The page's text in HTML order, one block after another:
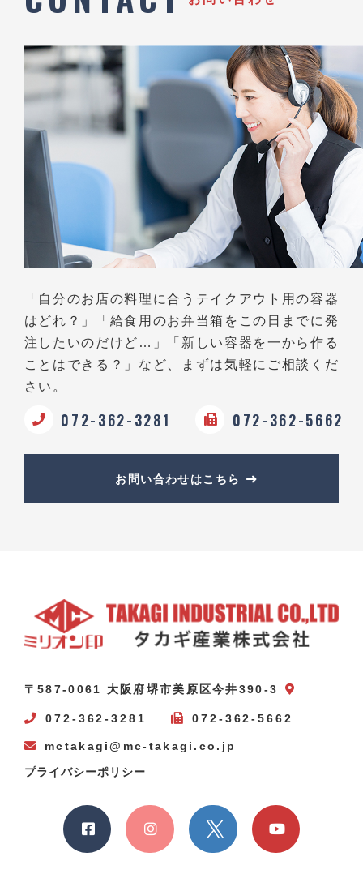
「自分のお店の料理に合うテイクアウト用の容器
はどれ？」
「給食用のお弁当箱をこの日までに発
注したいのだけど…」
「新しい容器を一から作る
ことはできる？」など、
まずは気軽にご相談くだ
さい。
072-362-3281 072-362-5662
お問い合わせはこちら
〒587-0061 大阪府堺市美原区今井390-3
072-362-3281 072-362-5662
mctakagi@mc-takagi.co.jp
プライバシーポリシー